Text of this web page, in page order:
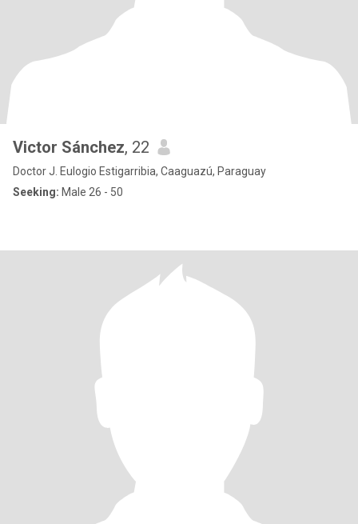
Victor Sánchez, 22
Doctor J. Eulogio Estigarribia, Caaguazú, Paraguay
Seeking: Male 26 - 50